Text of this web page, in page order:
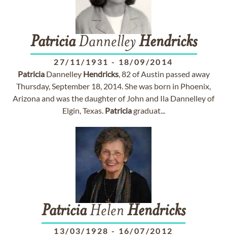
PatriciaDannelleyHendricks
27/11/1931 - 18/09/2014
PatriciaDannelley Hendricks, 82 of Austin passed away
Thursday, September 18, 2014. She was born in Phoenix,
Arizona and was the daughter of John and Ila Dannelley of
Elgin, Texas. Patriciagraduat...
PatriciaHelen Hendricks
13/03/1928 - 16/07/2012